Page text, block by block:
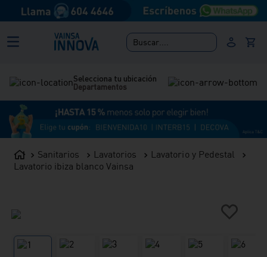
Buscar....
Selecciona tu ubicación
Departamentos
Sanitarios Lavatorios
Lavatorio y Pedestal
Lavatorio ibiza blanco Vainsa